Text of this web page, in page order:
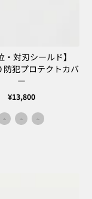
・対刃シールド】
防犯プロテクトカバ
ー
通
常
価
¥13,800